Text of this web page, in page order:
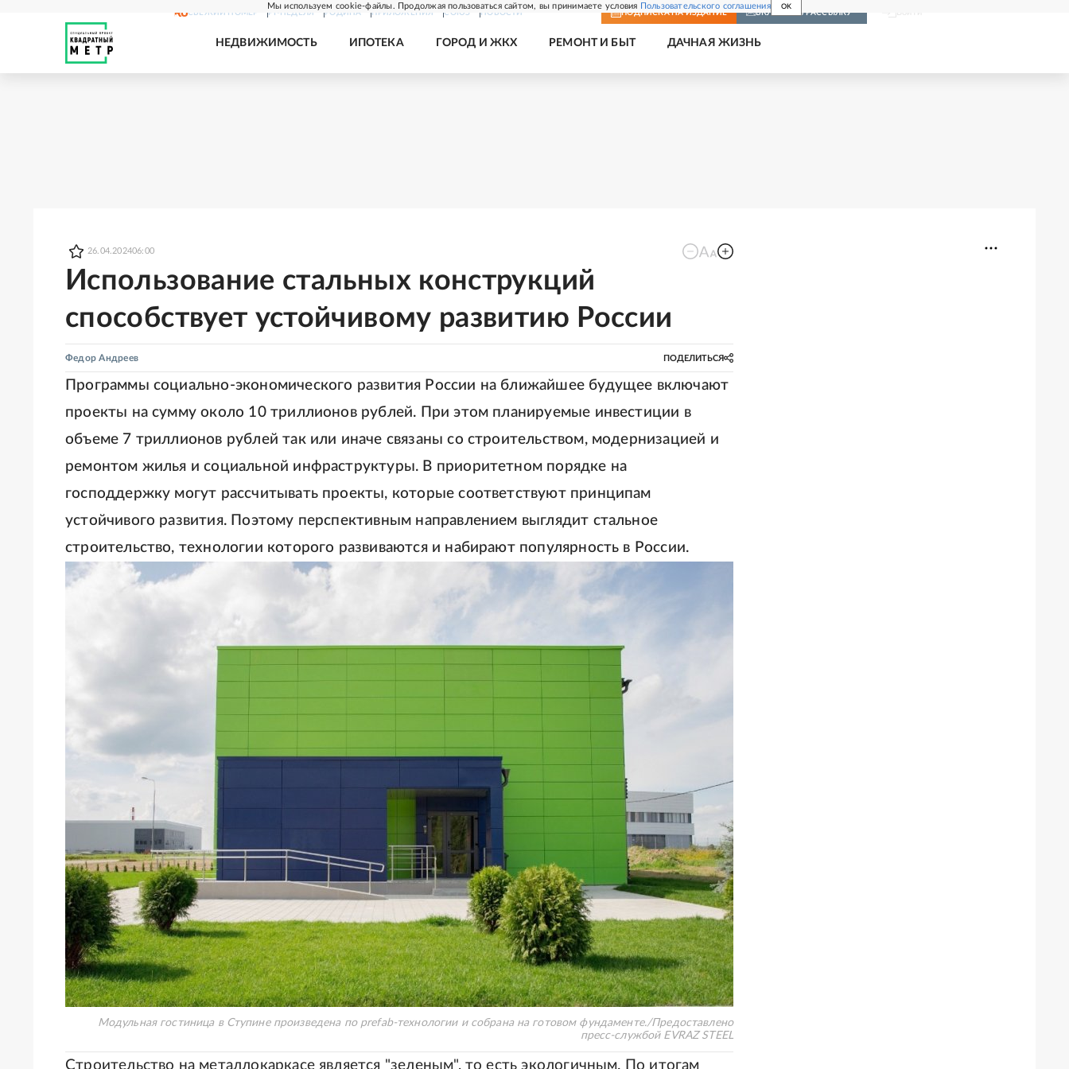
Мы используем cookie-файлы. Продолжая пользоваться сайтом, вы принимаете условия Пользовательского соглашения OK
СВЕЖИЙ НОМЕР РГ-НЕДЕЛЯ РОДИНА ПРИЛОЖЕНИЯ СОЮЗ НОВОСТИ ПОДПИСКА НА ИЗДАНИЕ ВКЛЮЧИТЬ РАССЫЛКУ
НЕДВИЖИМОСТЬ ИПОТЕКА ГОРОД И ЖКХ РЕМОНТ И БЫТ ДАЧНАЯ ЖИЗНЬ
26.04.202406:00
Использование стальных конструкций
способствует устойчивому развитию России
Федор Андреев ПОДЕЛИТЬСЯ
Программы социально-экономического развития России на ближайшее будущее включают
проекты на сумму около 10 триллионов рублей. При этом планируемые инвестиции в
объеме 7 триллионов рублей так или иначе связаны со строительством, модернизацией и
ремонтом жилья и социальной инфраструктуры. В приоритетном порядке на
господдержку могут рассчитывать проекты, которые соответствуют принципам
устойчивого развития. Поэтому перспективным направлением выглядит стальное
строительство, технологии которого развиваются и набирают популярность в России.
Модульная гостиница в Ступине произведена по prefab-технологии и собрана на готовом фундаменте./Предоставлено
пресс-службой EVRAZ STEEL
Строительство на металлокаркасе является "зеленым", то есть экологичным. По итогам